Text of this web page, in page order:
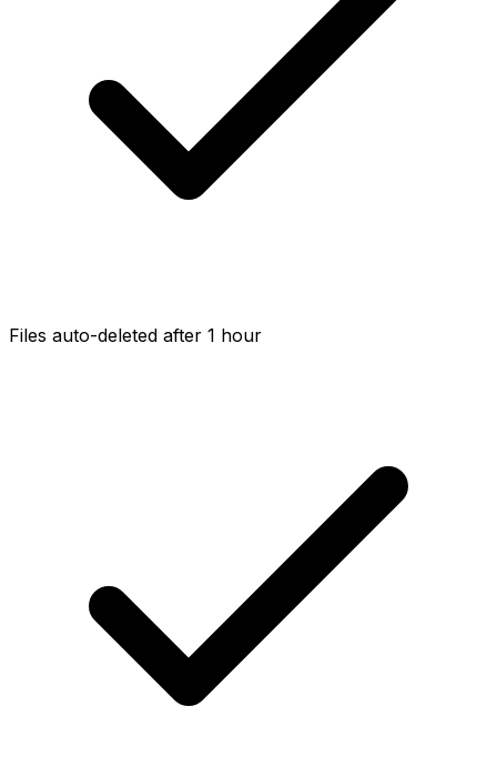
Files auto-deleted after 1 hour